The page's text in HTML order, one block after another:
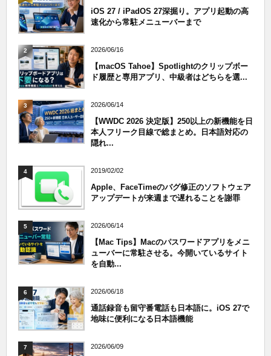
iOS 27 / iPadOS 27深掘り。アプリ起動の高
速化から常駐メニューバーまで
2 2026/06/16
【macOS Tahoe】Spotlightのクリップボー
ド履歴と専用アプリ、中級者はどちらを選...
3 2026/06/14
【WWDC 2026 決定版】250以上の新機能を日
本人フリーク目線で総まとめ。日本語対応の
隠れ...
4 2019/02/02
Apple、FaceTimeのバグ修正のソフトウェア
アップデートが来週まで遅れることを謝罪
5 2026/06/14
【Mac Tips】Macのパスワードアプリをメニ
ューバーに常駐させる。今開いているサイト
を自動...
6 2026/06/18
通話録音も留守番電話も日本語に。iOS 27で
地味に便利になる日本語機能
7 2026/06/09